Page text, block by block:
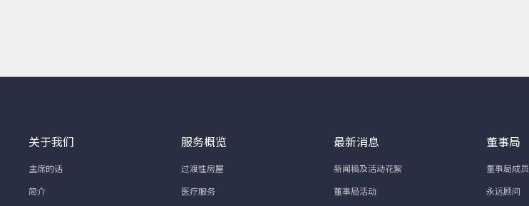
关于我们
主席的话
简介
服务概览
过渡性房屋
医疗服务
最新消息
新闻稿及活动花絮
董事局活动
董事局
董事局成员
永远顾问